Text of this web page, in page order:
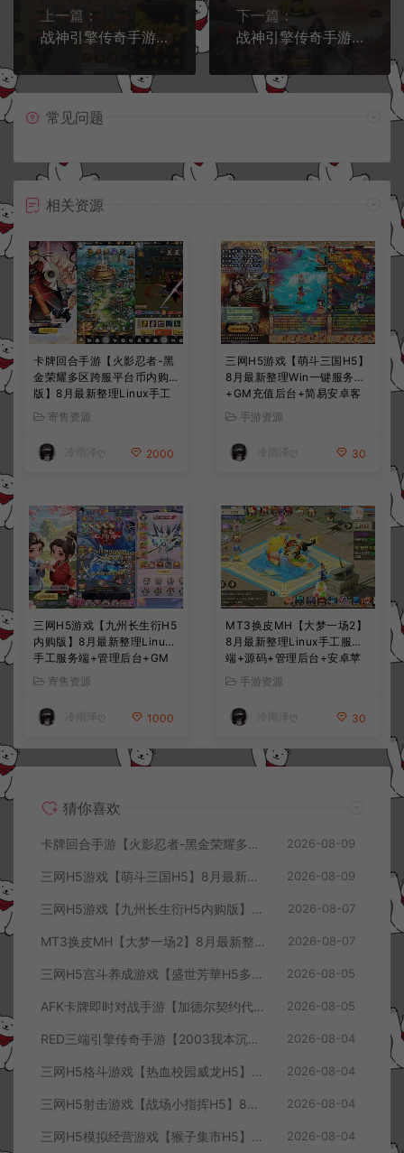
上一篇：
战神引擎传奇手游【楚留香传奇三职业[白猪3]】9月最新整理Win一键服务端+GM授权后台+安卓苹果双端+详细搭建教程+视频教程
下一篇：
战神引擎传奇手游【新UI楚留香传奇三职业[白猪3]】9月最新整理Win一键服务端+GM授权后台+安卓苹果双端+详细搭建教程+视频教程
常见问题
相关资源
卡牌回合手游【火影忍者-黑
金荣耀多区跨服平台币内购
版】8月最新整理Linux手工
服务端+CDK授权后台+安卓
+详细搭建教程+视频教程
寄售资源
冷雨泽ღ 2000
三网H5游戏【萌斗三国H5】
8月最新整理Win一键服务端
+GM充值后台+简易安卓客
户端+详细搭建教程+视频教
手游资源
冷雨泽ღ 30
三网H5游戏【九州长生衍H5
内购版】8月最新整理Linux
手工服务端+管理后台+GM
授权后台+简易安卓客户端
+详细搭建教程+视频教程
寄售资源
冷雨泽ღ 1000
MT3换皮MH【大梦一场2】
8月最新整理Linux手工服务
端+源码+管理后台+安卓苹
果双端+详细搭建教程+视频
教程
手游资源
冷雨泽ღ 30
猜你喜欢
卡牌回合手游【火影忍者-黑金荣耀多区跨服平台币内购版】8月最新整理Linux手工服务端+CDK授权后台+安卓+详细搭建教程+视频教程 2026-08-09
三网H5游戏【萌斗三国H5】8月最新整理Win一键服务端+GM充值后台+简易安卓客户端+详细搭建教程+视频教程 2026-08-09
三网H5游戏【九州长生衍H5内购版】8月最新整理Linux手工服务端+管理后台+GM授权后台+简易安卓客户端+详细搭建教程+视频教程 2026-08-07
MT3换皮MH【大梦一场2】8月最新整理Linux手工服务端+源码+管理后台+安卓苹果双端+详细搭建教程+视频教程 2026-08-07
三网H5宫斗养成游戏【盛世芳華H5多区跨服代金券内购优化版】8月最新整理Linux手工服务端+CDK授权后台+全资源安卓+详细搭建教程+视频教程 2026-08-05
AFK卡牌即时对战手游【加德尔契约代金券内购修复版】8月最新整理Linux手工服务端+前后端全套源码+CDK授权后台+安卓苹果双端+详细搭建教程+视频教程 2026-08-05
RED三端引擎传奇手游【2003我本沉默三职业】8月最新整理Win一键服务端+PC安卓+详细搭建教程 2026-08-04
三网H5格斗游戏【热血校园威龙H5】8月最新整理Linux手工服务端+Win一键服务端+解压即玩+简易安卓客户端+详细搭建教程 2026-08-04
三网H5射击游戏【战场小指挥H5】8月最新整理Linux手工服务端+Win一键服务端+解压即玩+简易安卓客户端+详细搭建教程 2026-08-04
三网H5模拟经营游戏【猴子集市H5】8月最新整理Linux手工服务端+Win一键服务端+解压即玩+简易安卓客户端+详细搭建教程 2026-08-04